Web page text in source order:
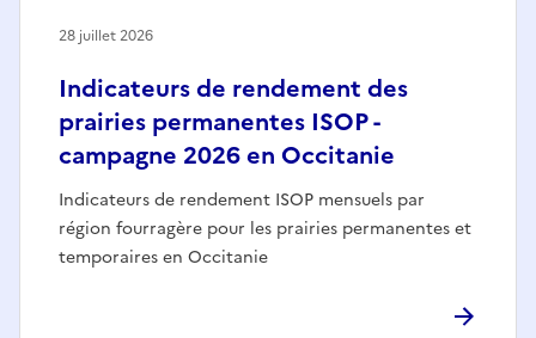
Indicateurs de rendement des
prairies permanentes ISOP -
campagne 2026 en Occitanie
Indicateurs de rendement ISOP mensuels par
région fourragère pour les prairies permanentes et
temporaires en Occitanie
28 juillet 2026